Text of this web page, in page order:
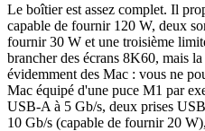
Le boîtier est assez complet. Il
capable de fournir 120 W, deux
fournir 30 W et une troisième
brancher des écrans 8K60, mais
évidemment des Mac : vous ne
Mac équipé d'une puce M1 par
USB-A à 5 Gb/s, deux prises
10 Gb/s (capable de fournir 20